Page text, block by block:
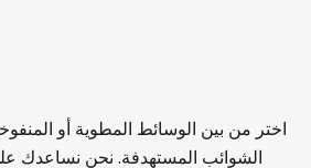
اختر من بين الوسائط المطوية أو
الشوائب المستهدفة. نحن نساعدك